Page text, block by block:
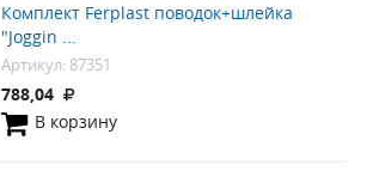
Комплект Ferplast поводок+шлейка
"Joggin ...
Артикул: 87351
788,04
В корзину